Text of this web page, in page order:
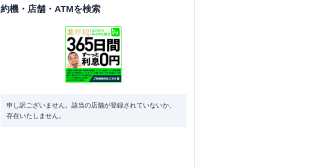
約機・店舗・ATMを検索
申し訳ございません。該当の店舗が登録されていないか、
存在いたしません。